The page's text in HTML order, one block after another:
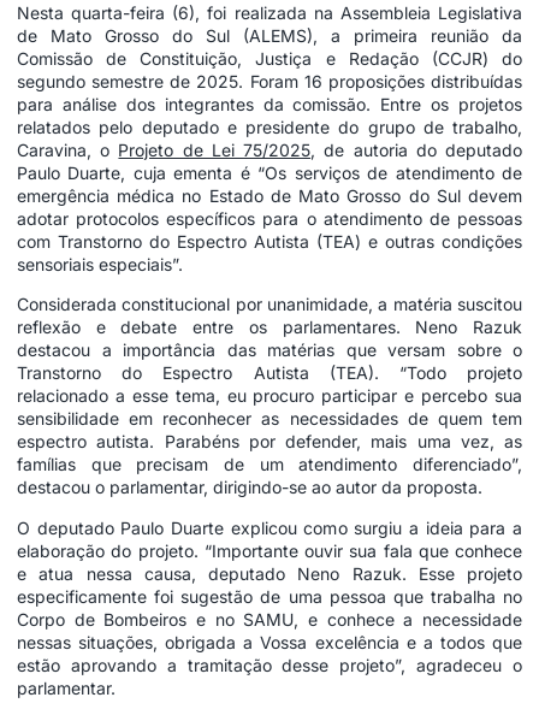
Nesta quarta-feira (6), foi realizada na Assembleia Legislativa
de Mato Grosso do Sul (ALEMS), a primeira reunião da
Comissão de Constituição, Justiça e Redação (CCJR) do
segundo semestre de 2025. Foram 16 proposições distribuídas
para análise dos integrantes da comissão. Entre os projetos
relatados pelo deputado e presidente do grupo de trabalho,
Caravina, o Projeto de Lei 75/2025, de autoria do deputado
Paulo Duarte, cuja ementa é “Os serviços de atendimento de
emergência médica no Estado de Mato Grosso do Sul devem
adotar protocolos específicos para o atendimento de pessoas
com Transtorno do Espectro Autista (TEA) e outras condições
sensoriais especiais”.
Considerada constitucional por unanimidade, a matéria suscitou
reflexão e debate entre os parlamentares. Neno Razuk
destacou a importância das matérias que versam sobre o
Transtorno do Espectro Autista (TEA). “Todo projeto
relacionado a esse tema, eu procuro participar e percebo sua
sensibilidade em reconhecer as necessidades de quem tem
espectro autista. Parabéns por defender, mais uma vez, as
famílias que precisam de um atendimento diferenciado”,
destacou o parlamentar, dirigindo-se ao autor da proposta.
O deputado Paulo Duarte explicou como surgiu a ideia para a
elaboração do projeto. “Importante ouvir sua fala que conhece
e atua nessa causa, deputado Neno Razuk. Esse projeto
especificamente foi sugestão de uma pessoa que trabalha no
Corpo de Bombeiros e no SAMU, e conhece a necessidade
nessas situações, obrigada a Vossa excelência e a todos que
estão aprovando a tramitação desse projeto”, agradeceu o
parlamentar.